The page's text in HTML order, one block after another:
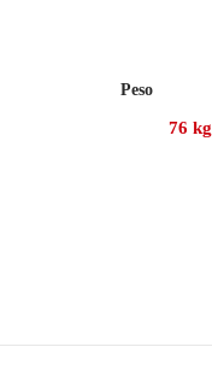
Peso
76 kg